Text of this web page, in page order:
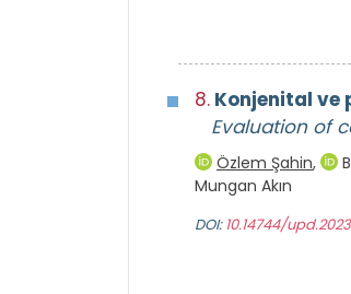
8. Konjenital ve
Evaluation of
Özlem Şahin,
Mungan Akın
DOI: 10.14744/